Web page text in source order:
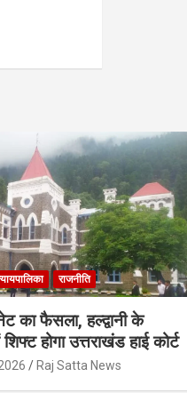
राजनीति
का फैसला, हल्द्वानी के
शिफ्ट होगा उत्तराखंड हाई कोर्ट
Raj Satta News